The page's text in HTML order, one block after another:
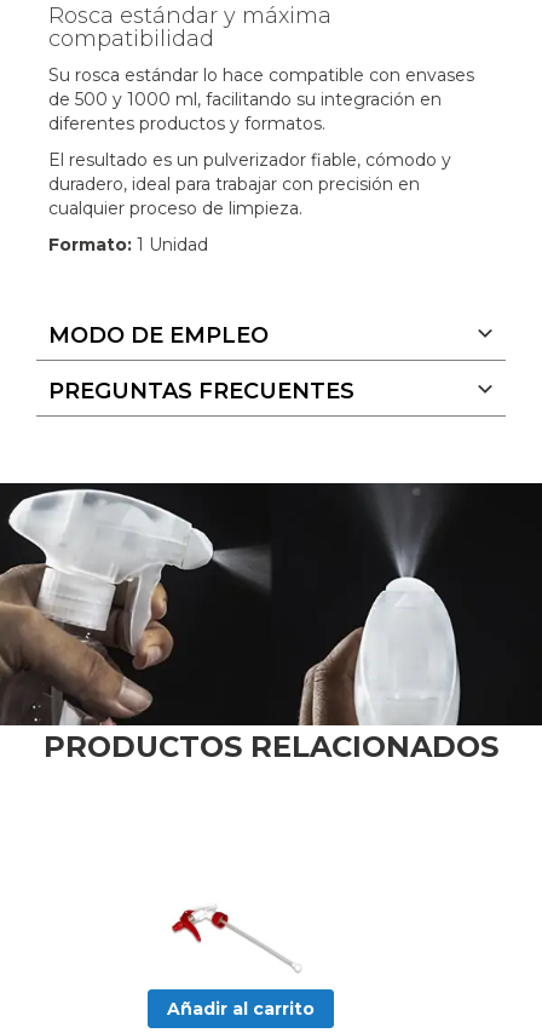
Rosca estándar y máxima
compatibilidad
Su rosca estándar lo hace compatible con envases
de 500 y 1000 ml, facilitando su integración en
diferentes productos y formatos.
El resultado es un pulverizador fiable, cómodo y
duradero, ideal para trabajar con precisión en
cualquier proceso de limpieza.
Formato: 1 Unidad
MODO DE EMPLEO
PREGUNTAS FRECUENTES
PRODUCTOS RELACIONADOS
Añadir al carrito